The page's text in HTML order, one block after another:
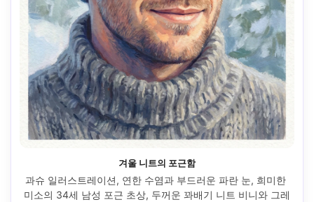
겨울 니트의 포근함
과슈 일러스트레이션, 연한 수염과 부드러운 파란 눈, 희미한
미소의 34세 남성 포근 초상, 두꺼운 꽈배기 니트 비니와 그레